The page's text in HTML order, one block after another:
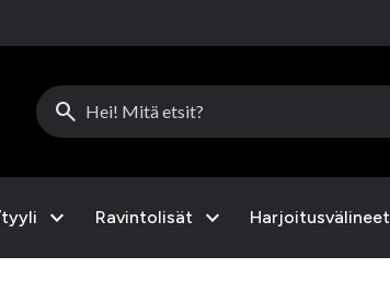
search
expand_more Ravintolisät expand_more Harjoitusvälineet